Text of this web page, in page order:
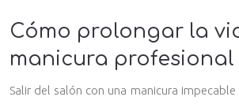
Cómo prolongar la
manicura profesional
Salir del salón con una manicura